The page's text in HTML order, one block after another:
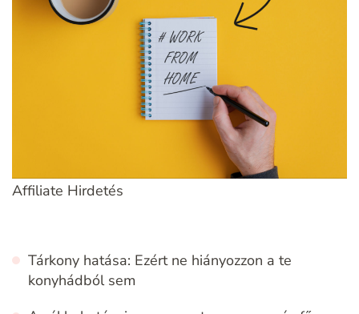
Affiliate Hirdetés
Tárkony hatása: Ezért ne hiányozzon a te
konyhádból sem